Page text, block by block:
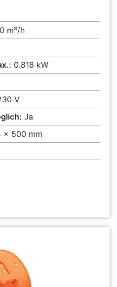
m³/h
0.818 kW
V
Ja
x 500 mm